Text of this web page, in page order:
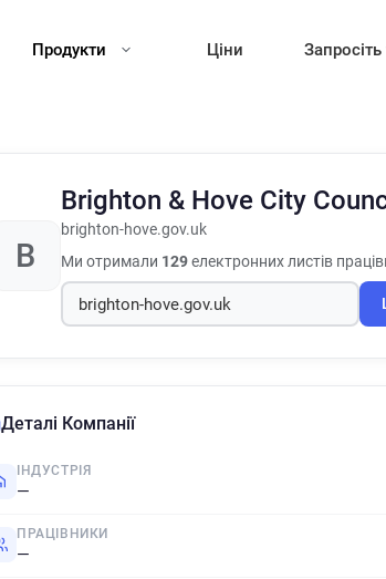
Продукти Ціни Запросіть
B
Brighton & Hove City
brighton-hove.gov.uk
Ми отримали 129електронних листів
Деталі Компанії
ІНДУСТРІЯ
—
ПРАЦІВНИКИ
—